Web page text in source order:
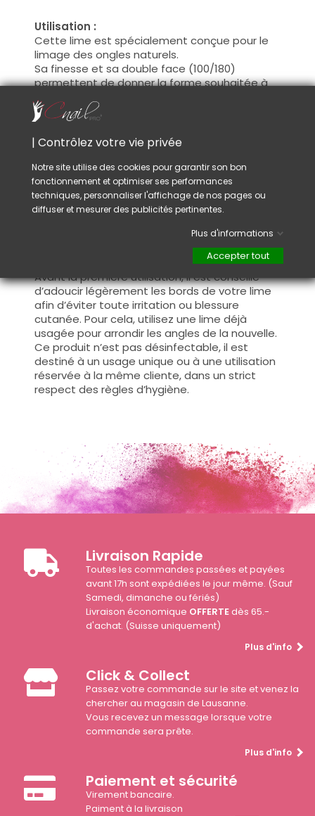
Utilisation :
Cette lime est spécialement conçue pour le
limage des ongles naturels.
Sa finesse et sa double face (100/180)
permettent de donner la forme souhaitée à
l’ongle tout en préservant sa structure.
Elle est idéale pour :
• raccourcir et ajuster la forme du bord libre,
• affiner et corriger les contours de l’ongle,
• entretenir la manucure naturelle
Fréquemment utilisée par les professionnels
de l’onglerie, ces limes conviendront tout
Avant la première utilisation, il est conseillé
d’adoucir légèrement les bords de votre lime
afin d’éviter toute irritation ou blessure
cutanée. Pour cela, utilisez une lime déjà
usagée pour arrondir les angles de la nouvelle.
Ce produit n’est pas désinfectable, il est
destiné à un usage unique ou à une utilisation
réservée à la même cliente, dans un strict
respect des règles d’hygiène.
Livraison Rapide
Toutes les commandes passées et payées
avant 17h sont expédiées le jour même. (Sauf
Samedi, dimanche ou fériés)
Livraison économique OFFERTEdès 65.-
d'achat. (Suisse uniquement)
Plus d'info
Click & Collect
Passez votre commande sur le site et venez la
chercher au magasin de Lausanne.
Vous recevez un message lorsque votre
commande sera prête.
Plus d'info
Paiement et sécurité
Virement bancaire.
Paiment à la livraison
| Contrôlez votre vie privée
Notre site utilise des cookies pour garantir son bon
fonctionnement et optimiser ses performances
techniques, personnaliser l'affichage de nos pages ou
diffuser et mesurer des publicités pertinentes.
Plus d'informations
Accepter tout